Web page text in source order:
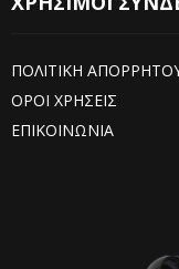
ΠΟΛΙΤΙΚΗ
ΟΡΟΙ ΧΡΗΣΕΙΣ
ΕΠΙΚΟΙΝΩΝΙΑ